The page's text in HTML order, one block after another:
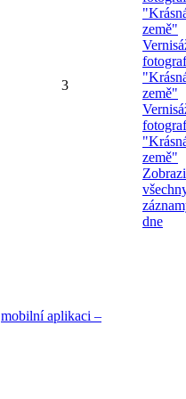
3
země"
země"
země"
dne
mobilní aplikaci –